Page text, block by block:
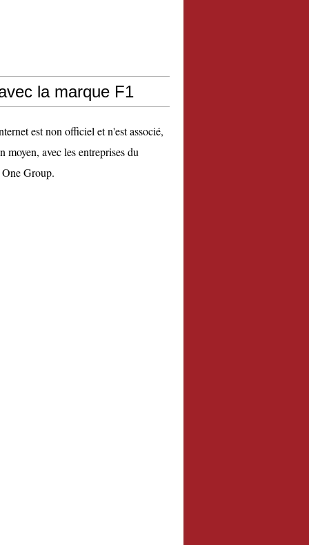
la marque F1
est non officiel et n'est associé,
moyen, avec les entreprises du
Group.